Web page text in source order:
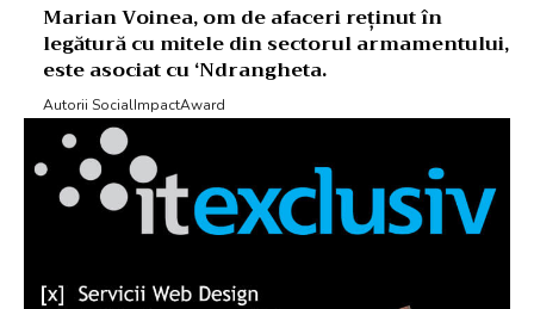
Marian Voinea, om de afaceri reținut în
legătură cu mitele din sectorul armamentului,
este asociat cu ‘Ndrangheta.
Autorii SocialImpactAward